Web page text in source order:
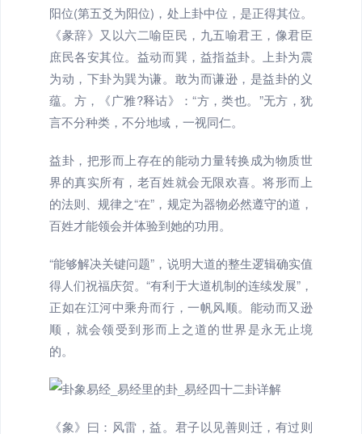
阳位(第五爻为阳位)，处上卦中位，是正得其位。
《彖辞》又以六二喻臣民，九五喻君王，像君臣
庶民各安其位。益动而巽，益指益卦。上卦为震
为动，下卦为巽为谦。敢为而谦逊，是益卦的义
蕴。方，《广雅?释诂》：“方，类也。”无方，犹
言不分种类，不分地域，一视同仁。
益卦，把形而上存在的能动力量转换成为物质世
界的真实所有，老百姓就会无限欢喜。将形而上
的法则、规律之“在”，规定为器物必然遵守的道，
百姓才能领会并体验到她的功用。
“能够解决关键问题”，说明大道的整生逻辑确实值
得人们祝福庆贺。“有利于大道机制的连续发展”，
正如在江河中乘舟而行，一帆风顺。能动而又逊
顺，就会领受到形而上之道的世界是永无止境
的。
《象》曰：风雷，益。君子以见善则迁，有过则